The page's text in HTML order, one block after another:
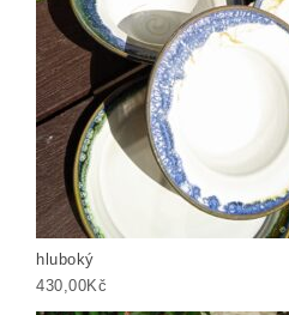
hluboký
430,00Kč